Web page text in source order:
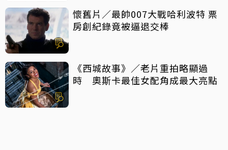
懷舊片／最帥007大戰哈利波特 票
房創紀錄竟被逼退交棒
《西城故事》／老片重拍略顯過
時 奧斯卡最佳女配角成最大亮點